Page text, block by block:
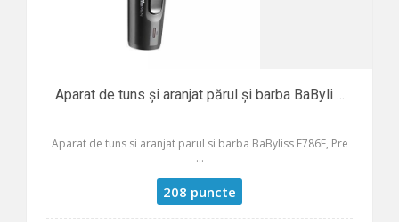
Aparat de tuns și aranjat părul și barba BaByli ...
Aparat de tuns si aranjat parul si barba BaByliss E786E, Pre
...
208 puncte